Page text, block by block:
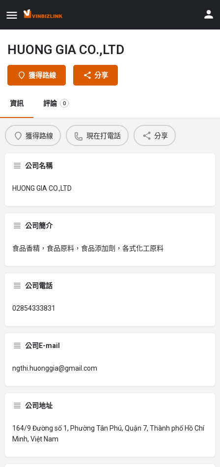
HUONG GIA CO.,LTD
獲得路線 分享
資訊 評論 0
獲得路線 現在打電話 分享
公司名稱
HUONG GIA CO.,LTD
公司簡介
食品香精，食品原料，食品添加劑，各式化工原料
公司電話
02854333831
公司E-mail
ngthi.huonggia@gmail.com
公司地址
164/9 Đường số 1, Phường Tân Phú, Quận 7, Thành phố Hồ Chí
Minh, Việt Nam